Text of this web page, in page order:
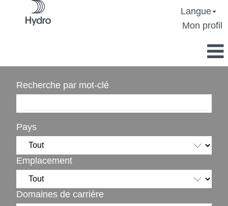
Langue
Mon profil
Recherche par mot-clé
Pays
Emplacement
Domaines de carrière